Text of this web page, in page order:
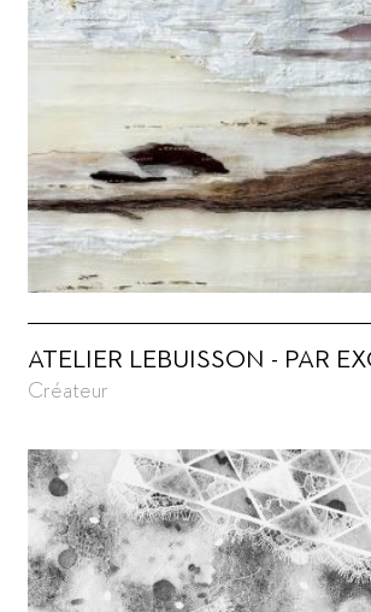
ATELIER LEBUISSON - PAR
Créateur